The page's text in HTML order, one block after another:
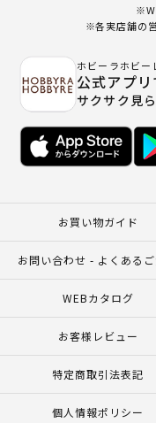
※各実店舗の
ホビーラホビー
公式アプリ
サクサク見
お買い物ガイド
お問い合わせ - よくある
WEBカタログ
お客様レビュー
特定商取引法表記
個人情報ポリシー